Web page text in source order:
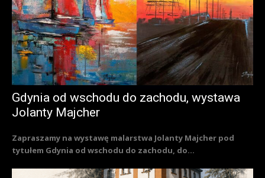
Gdynia od wschodu do zachodu, wystawa
Jolanty Majcher
Zapraszamy na wystawę malarstwa Jolanty Majcher pod
tytułem Gdynia od wschodu do zachodu, do...